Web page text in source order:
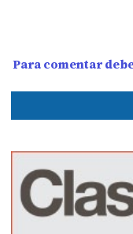
Para comentar